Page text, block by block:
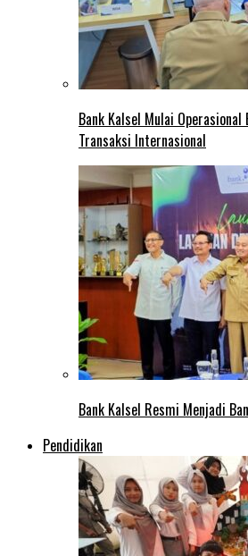
Bank Kalsel Mulai Operasional
Transaksi Internasional
Bank Kalsel Resmi Menjadi
Pendidikan